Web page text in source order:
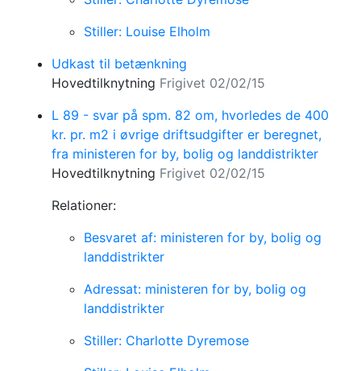
Stiller: Louise Elholm
Udkast til betænkning
Hovedtilknytning Frigivet 02/02/15
L 89 - svar på spm. 82 om, hvorledes de 400
kr. pr. m2 i øvrige driftsudgifter er beregnet,
fra ministeren for by, bolig og landdistrikter
Hovedtilknytning Frigivet 02/02/15
Relationer:
Besvaret af: ministeren for by, bolig og
landdistrikter
Adressat: ministeren for by, bolig og
landdistrikter
Stiller: Charlotte Dyremose